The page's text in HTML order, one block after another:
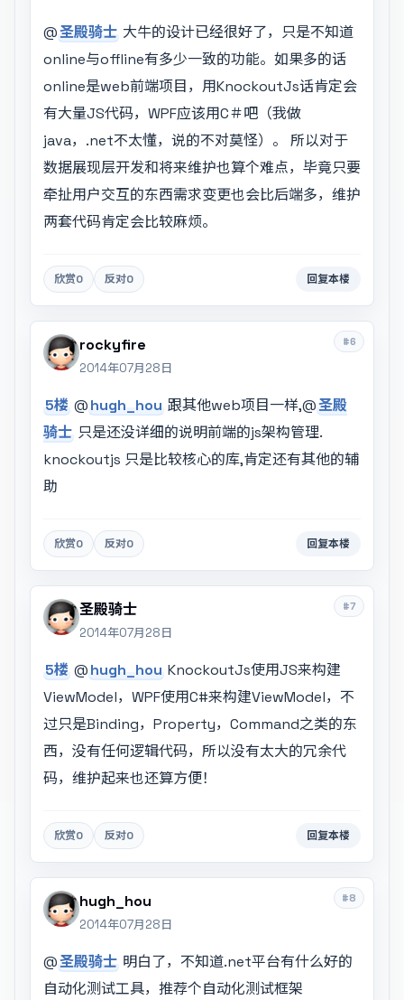
@圣殿骑士 大牛的设计已经很好了，只是不知道
online与offline有多少一致的功能。如果多的话
online是web前端项目，用KnockoutJs话肯定会
有大量JS代码，WPF应该用C＃吧（我做
java，.net不太懂，说的不对莫怪）。 所以对于
数据展现层开发和将来维护也算个难点，毕竟只要
牵扯用户交互的东西需求变更也会比后端多，维护
两套代码肯定会比较麻烦。
欣赏0 反对0 回复本楼
#6
rockyfire
2014年07月28日
5楼@hugh_hou 跟其他web项目一样,@圣殿
骑士 只是还没详细的说明前端的js架构管理.
knockoutjs 只是比较核心的库,肯定还有其他的辅
助
欣赏0 反对0 回复本楼
#7
圣殿骑士
2014年07月28日
5楼@hugh_hou KnockoutJs使用JS来构建
ViewModel，WPF使用C#来构建ViewModel，不
过只是Binding，Property，Command之类的东
西，没有任何逻辑代码，所以没有太大的冗余代
码，维护起来也还算方便！
欣赏0 反对0 回复本楼
#8
hugh_hou
2014年07月28日
@圣殿骑士 明白了，不知道.net平台有什么好的
自动化测试工具，推荐个自动化测试框架